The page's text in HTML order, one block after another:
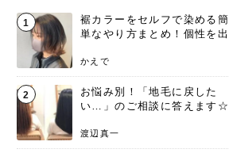
1
裾カラーをセルフで染める簡
単なやり方まとめ！個性を出
かえで
2
お悩み別！「地毛に戻した
い…」のご相談に答えます☆
渡辺真一